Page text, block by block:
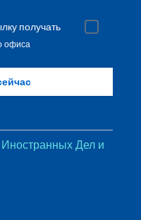
получать
офиса
Дел и